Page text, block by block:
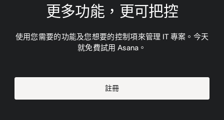
更多功能，更可把控
使用您需要的功能及您想要的控制項來管理 IT 專案。今天
就免費試用 Asana。
註冊